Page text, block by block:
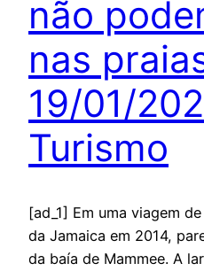
não
nas
19/01/
Turismo
[ad_1] Em uma viagem
da Jamaica em 2014,
da baía de Mammee. A